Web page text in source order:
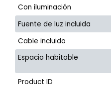
Con iluminación
Fuente de luz incluida
Cable incluido
Espacio habitable
Product ID